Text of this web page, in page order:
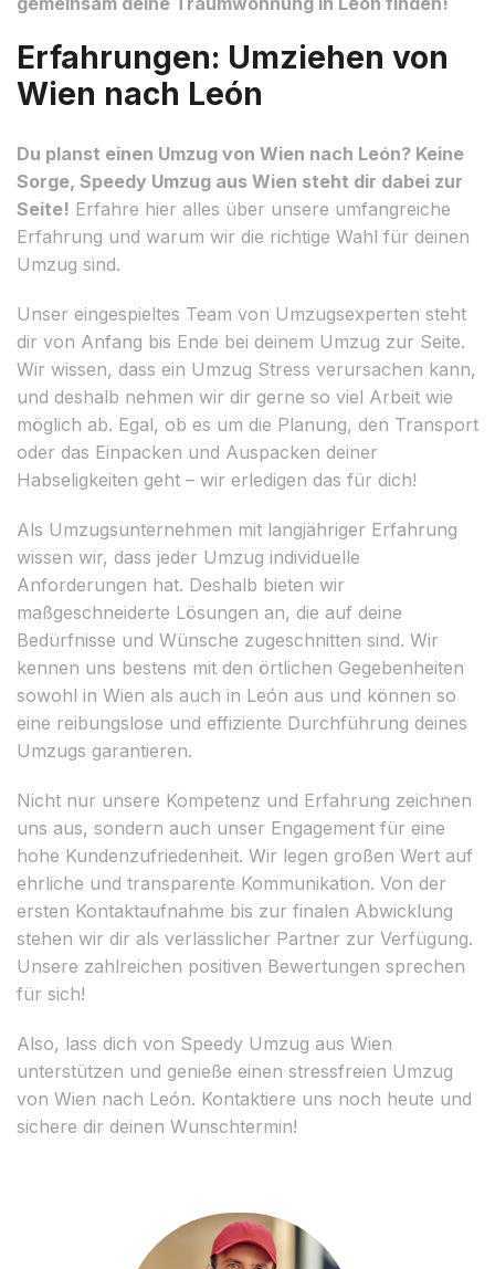
Erfahrungen: Umziehen von
Wien nach León
Du planst einen Umzug von Wien nach León? Keine
Sorge, Speedy Umzug aus Wien steht dir dabei zur
Seite! Erfahre hier alles über unsere umfangreiche
Erfahrung und warum wir die richtige Wahl für deinen
Umzug sind.
Unser eingespieltes Team von Umzugsexperten steht
dir von Anfang bis Ende bei deinem Umzug zur Seite.
Wir wissen, dass ein Umzug Stress verursachen kann,
und deshalb nehmen wir dir gerne so viel Arbeit wie
möglich ab. Egal, ob es um die Planung, den Transport
oder das Einpacken und Auspacken deiner
Habseligkeiten geht – wir erledigen das für dich!
Als Umzugsunternehmen mit langjähriger Erfahrung
wissen wir, dass jeder Umzug individuelle
Anforderungen hat. Deshalb bieten wir
maßgeschneiderte Lösungen an, die auf deine
Bedürfnisse und Wünsche zugeschnitten sind. Wir
kennen uns bestens mit den örtlichen Gegebenheiten
sowohl in Wien als auch in León aus und können so
eine reibungslose und effiziente Durchführung deines
Umzugs garantieren.
Nicht nur unsere Kompetenz und Erfahrung zeichnen
uns aus, sondern auch unser Engagement für eine
hohe Kundenzufriedenheit. Wir legen großen Wert auf
ehrliche und transparente Kommunikation. Von der
ersten Kontaktaufnahme bis zur finalen Abwicklung
stehen wir dir als verlässlicher Partner zur Verfügung.
Unsere zahlreichen positiven Bewertungen sprechen
für sich!
Also, lass dich von Speedy Umzug aus Wien
unterstützen und genieße einen stressfreien Umzug
von Wien nach León. Kontaktiere uns noch heute und
sichere dir deinen Wunschtermin!